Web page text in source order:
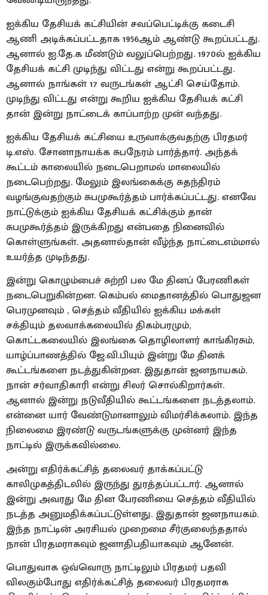
ஐக்கிய தேசியக் கட்சியின் சவப்பெட்டிக்கு கடைசி
ஆணி அடிக்கப்பட்டதாக 1956ஆம் ஆண்டு கூறப்பட்டது.
ஆனால் ஐ.தே.க மீண்டும் வலுப்பெற்றது. 1970ல் ஐக்கிய
தேசியக் கட்சி முடிந்து விட்டது என்று கூறப்பட்டது.
ஆனால் நாங்கள் 17 வருடங்கள் ஆட்சி செய்தோம்.
முடிந்து விட்டது என்று கூறிய ஐக்கிய தேசியக் கட்சி
தான் இன்று நாட்டைக் காப்பாற்ற முன் வந்தது.
ஐக்கிய தேசியக் கட்சியை உருவாக்குவதற்கு பிரதமர்
டி.எஸ். சோனாநாயக்க சுபநேரம் பார்த்தார். அந்தக்
கூட்டம் காலையில் நடைபெறாமல் மாலையில்
நடைபெற்றது. மேலும் இலங்கைக்கு சுதந்திரம்
வழங்குவதற்கும் சுபமுகூர்த்தம் பார்க்கப்பட்டது. எனவே
நாட்டுக்கும் ஐக்கிய தேசியக் கட்சிக்கும் தான்
சுபமுகூர்த்தம் இருக்கிறது என்பதை நினைவில்
கொள்ளுங்கள். அதனால்தான் வீழ்ந்த நாட்டைஎம்மால்
உயர்த்த முடிந்தது.
இன்று கொழும்பைச் சுற்றி பல மே தினப் பேரணிகள்
நடைபெறுகின்றன. கெம்பல் மைதானத்தில் பொதுஜன
பெரமுனவும் , செத்தம் வீதியில் ஐக்கிய மக்கள்
சக்தியும் தலவாக்கலையில் திகம்பரமும்,
கொட்டகலையில் இலங்கை தொழிலாளர் காங்கிரசும்,
யாழ்ப்பாணத்தில் ஜே.வி.பியும் இன்று மே தினக்
கூட்டங்களை நடத்துகின்றன. இதுதான் ஜனநாயகம்.
நான் சர்வாதிகாரி என்று சிலர் சொல்கிறார்கள்.
ஆனால் இன்று நடுவீதியில் கூட்டங்களை நடத்தலாம்.
என்னை யார் வேண்டுமானாலும் விமர்சிக்கலாம். இந்த
நிலைமை இரண்டு வருடங்களுக்கு முன்னர் இந்த
நாட்டில் இருக்கவில்லை.
அன்று எதிர்க்கட்சித் தலைவர் தாக்கப்பட்டு
காலிமுகத்திடலில் இருந்து துரத்தப்பட்டார். ஆனால்
இன்று அவரது மே தின பேரணியை செத்தம் வீதியில்
நடத்த அனுமதிக்கப்பட்டுள்ளது. இதுதான் ஜனநாயகம்.
இந்த நாட்டின் அரசியல் முறைமை சீர்குலைந்ததால்
நான் பிரதமராகவும் ஜனாதிபதியாகவும் ஆனேன்.
பொதுவாக ஒவ்வொரு நாட்டிலும் பிரதமர் பதவி
விலகும்போது எதிர்க்கட்சித் தலைவர் பிரதமராக